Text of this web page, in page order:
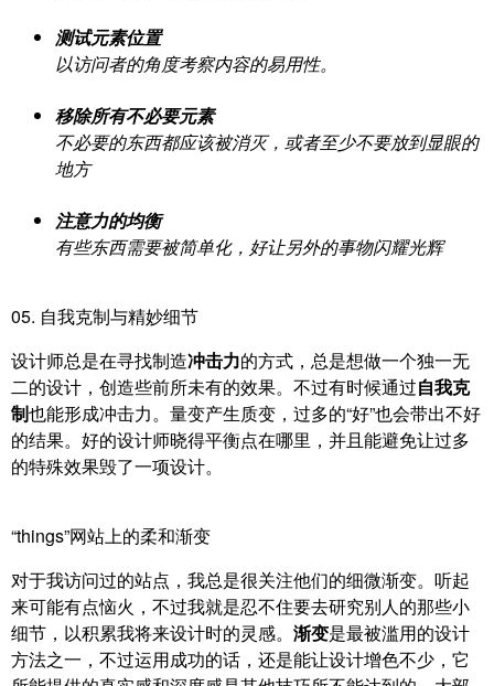
测试元素位置
以访问者的角度考察内容的易用性。
移除所有不必要元素
不必要的东西都应该被消灭，或者至少不要放到显眼的
地方
注意力的均衡
有些东西需要被简单化，好让另外的事物闪耀光辉
05. 自我克制与精妙细节
设计师总是在寻找制造冲击力的方式，总是想做一个独一无
二的设计，创造些前所未有的效果。不过有时候通过自我克
制也能形成冲击力。量变产生质变，过多的“好”也会带出不好
的结果。好的设计师晓得平衡点在哪里，并且能避免让过多
的特殊效果毁了一项设计。
“things”网站上的柔和渐变
对于我访问过的站点，我总是很关注他们的细微渐变。听起
来可能有点恼火，不过我就是忍不住要去研究别人的那些小
细节，以积累我将来设计时的灵感。 渐变是最被滥用的设计
方法之一，不过运用成功的话，还是能让设计增色不少，它